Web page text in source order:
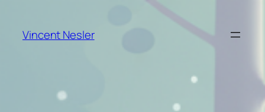
contenu
Vincent Nesler